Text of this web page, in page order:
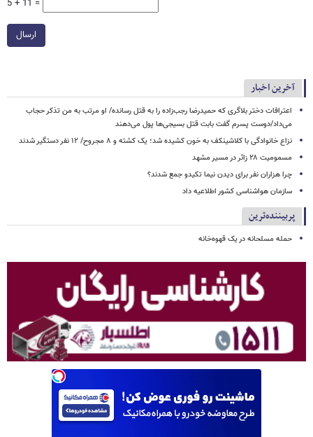
5 + 11 =
ارسال
آخرین اخبار
اعترافات دختر بلاگری که حمیدرضا رجب‌زاده را به قتل رسانده/ او مرتب به من تذکر حجاب
می‌داد/دوست پسرم گفت بابت قتل بسیجی‌ها پول می‌دهند
نزاع خانوادگی با کلاشینکف به خون کشیده شد؛ یک کشته و ۸ مجروح/ ۱۲ نفر دستگیر شدند
مسمومیت ۲۸ زائر در مسیر مشهد
چرا هزاران نفر برای دیدن نیما تکیدو جمع شدند؟
سازمان هواشناسی کشور اطلاعیه داد
پربیننده‌ترین
حمله مسلحانه در یک قهوه‌خانه